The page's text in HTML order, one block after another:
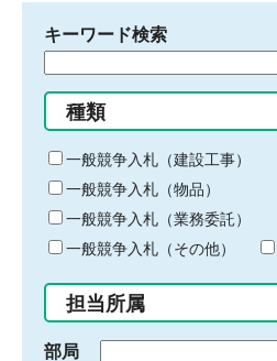
キーワード検索
る
キ
ー
ワ
ー
ド
入
力
種類
一般競争入札（建設工事）
一般競争入札（物品）
一般競争入札（業務委託）
一般競争入札（その他）
担当所属
部局